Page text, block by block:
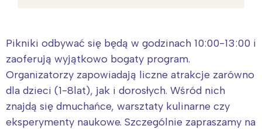
Pikniki odbywać się będą w godzinach 10:00-13:00 i
zaoferują wyjątkowo bogaty program.
Organizatorzy zapowiadają liczne atrakcje zarówno
dla dzieci (1-8lat), jak i dorosłych. Wśród nich
znajdą się dmuchańce, warsztaty kulinarne czy
eksperymenty naukowe. Szczególnie zapraszamy na